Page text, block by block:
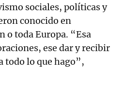
sociales, políticas y
conocido en
o toda Europa. “Esa
ese dar y recibir
todo lo que hago”,